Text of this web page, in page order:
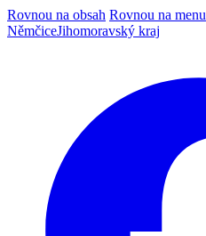
Rovnou na obsah Rovnou na menu
NěmčiceJihomoravský kraj